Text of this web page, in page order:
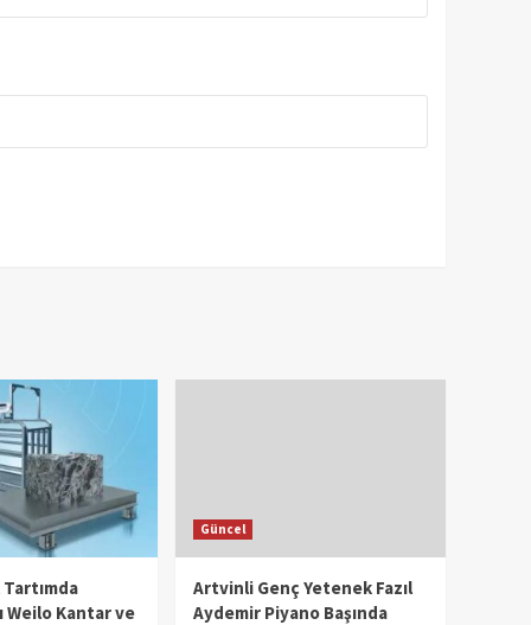
Weilo Kantar ve
Güncel
Artvinli Genç Yetenek Fazıl
Aydemir Piyano Başında